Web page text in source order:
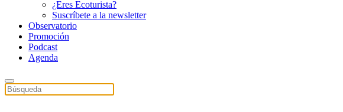
¿Eres Ecoturista?
Suscríbete a la newsletter
Observatorio
Promoción
Podcast
Agenda